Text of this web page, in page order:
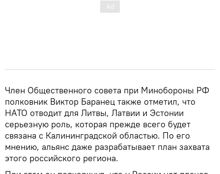
Член Общественного совета при Минобороны РФ
полковник Виктор Баранец также отметил, что
НАТО отводит для Литвы, Латвии и Эстонии
серьезную роль, которая прежде всего будет
связана с Калининградской областью. По его
мнению, альянс даже разрабатывает план захвата
этого российского региона.